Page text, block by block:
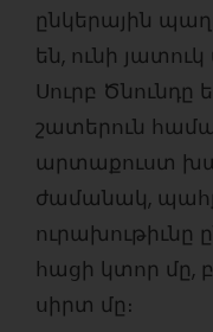
ընկերային
են, ունի
Սուրբ Ծնունդը
շատերուն
արտաքուստ
ժամանակ,
ուրախութիւնը
հացի կտոր մը,
սիրտ մը։